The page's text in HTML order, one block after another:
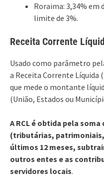
Roraima: 3,34% em
limite de 3%.
Receita Corrente
Usado como parâmetro
a Receita Corrente Líquida
que mede o montante
(União, Estados ou
A RCL é obtida pela
(tributárias,
últimos 12 meses,
outros entes e as
servidores locais.